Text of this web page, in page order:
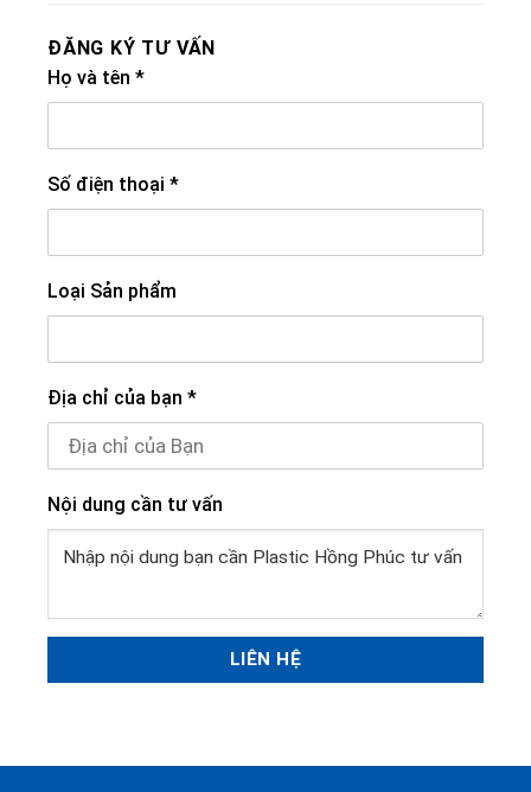
ĐĂNG KÝ TƯ VẤN
Họ và tên *
Số điện thoại *
Loại Sản phẩm
Địa chỉ của bạn *
Nội dung cần tư vấn